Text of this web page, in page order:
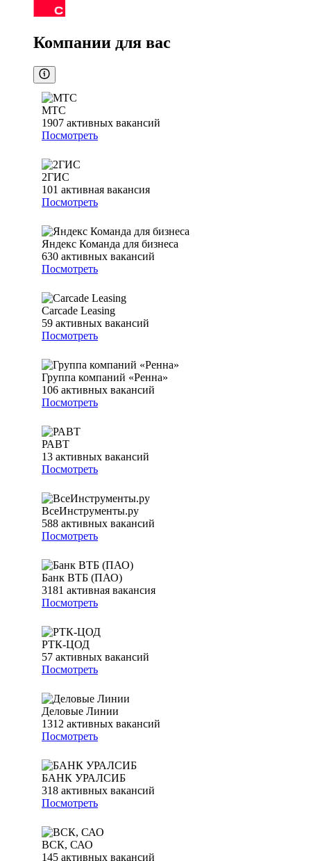
Компании для вас
МТС
1907 активных вакансий
Посмотреть
2ГИС
101 активная вакансия
Посмотреть
Яндекс Команда для бизнеса
630 активных вакансий
Посмотреть
Carcade Leasing
59 активных вакансий
Посмотреть
Группа компаний «Ренна»
106 активных вакансий
Посмотреть
РАВТ
13 активных вакансий
Посмотреть
ВсеИнструменты.ру
588 активных вакансий
Посмотреть
Банк ВТБ (ПАО)
3181 активная вакансия
Посмотреть
РТК-ЦОД
57 активных вакансий
Посмотреть
Деловые Линии
1312 активных вакансий
Посмотреть
БАНК УРАЛСИБ
318 активных вакансий
Посмотреть
ВСК, САО
145 активных вакансий